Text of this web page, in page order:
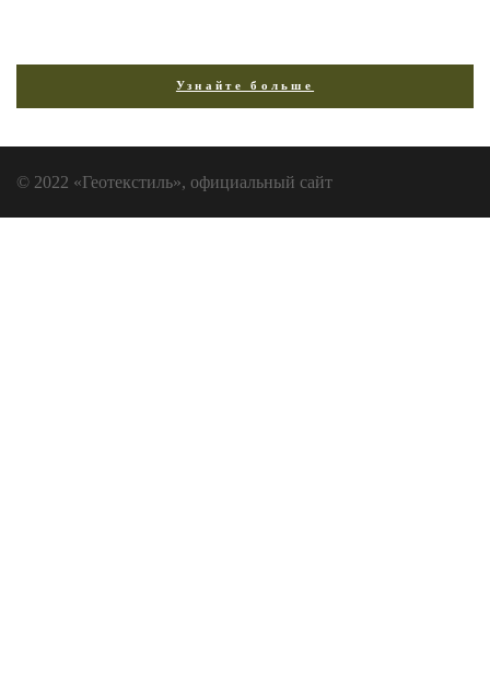
Узнайте больше
© 2022 «Геотекстиль», официальный сайт